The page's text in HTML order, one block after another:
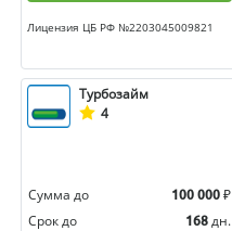
Лицензия ЦБ РФ №2203045009821
Турбозайм
4
Сумма до 100 000 ₽
Срок до
168 дн.